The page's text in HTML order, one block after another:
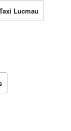
Lucmau